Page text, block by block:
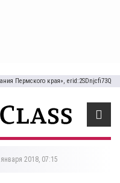
Пермского края», erid:2SDnjcfi73Q
2018, 07:15